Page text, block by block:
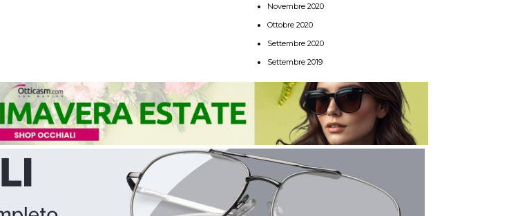
Novembre 2020
Ottobre 2020
Settembre 2020
Settembre 2019